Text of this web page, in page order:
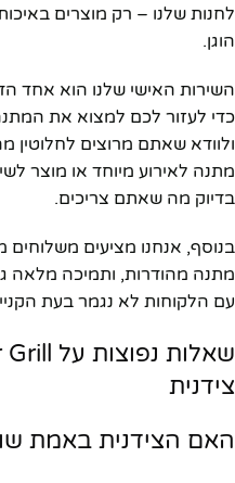
לחנות שלנו – רק מוצרים
הוגן.
השירות האישי שלנו הוא אחד
כדי לעזור לכם למצוא את
ולוודא שאתם מרוצים
מתנה לאירוע מיוחד או מוצר
בדיוק מה שאתם צריכים.
בנוסף, אנחנו מציעים
מתנה מהודרות, ותמיכה מלאה
עם הלקוחות לא נגמר בעת
צידנית
האם הצידנית באמת